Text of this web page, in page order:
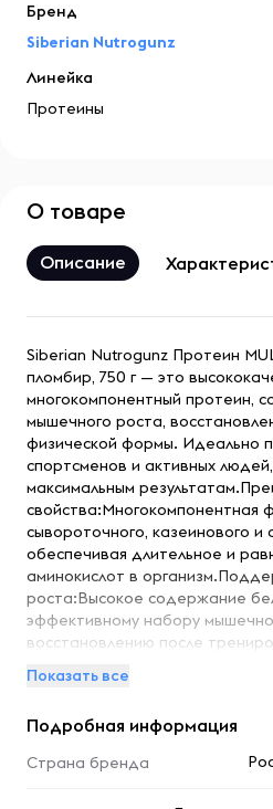
Бренд
Siberian Nutrogunz
Линейка
Протеины
О товаре
Описание
Siberian Nutrogunz Протеин
пломбир, 750 г — это
многокомпонентный протеин,
мышечного роста,
физической формы. Идеально
спортсменов и активных
максимальным
свойства:Многокомпонентная
сывороточного, казеинового и
обеспечивая длительное и
аминокислот в
роста:Высокое содержание
эффективному набору
восстановлению после
восстановления после
пломбира:Приятный и
протеина не только полезным,
приготовлении:Быстро
Показать все
Подробная информация
Страна бренда